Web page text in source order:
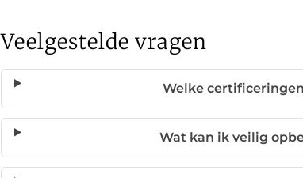
Veelgestelde vragen
Welke
Wat kan ik veilig